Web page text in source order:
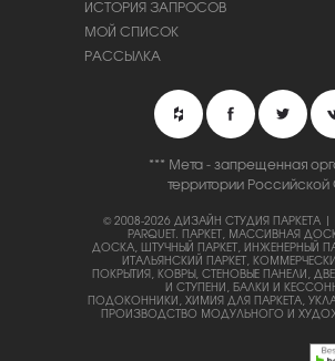
ИСТОРИЯ ЗАПРОСОВ
МОЙ СПИСОК
РАССЫЛКА
*** Мета - запрещенная
территории
© 2008-2026 ДИЗАЙН СТУДИЯ ПАРКЕТА |
PARQUET. ПАРКЕТ, МАССИВНАЯ
ДОСКА, ШТУЧНЫЙ ПАРКЕТ, ИНЖЕНЕРНЫЙ
ИТАЛЬЯНСКИЙ ПАРКЕТ,
ПОКРЫТИЯ, КОВРЫ, СТЕНОВЫЕ ПАНЕЛИ,
И СТУПЕНИ, БАЛКИ И
ПОДОКОННИКИ, ХИМИЯ ДЛЯ ПАРКЕТА,
ПРОИЗВОДСТВО МОДУЛЬНОГО И